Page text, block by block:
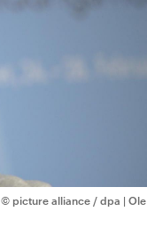
© picture alliance / dpa | Ole